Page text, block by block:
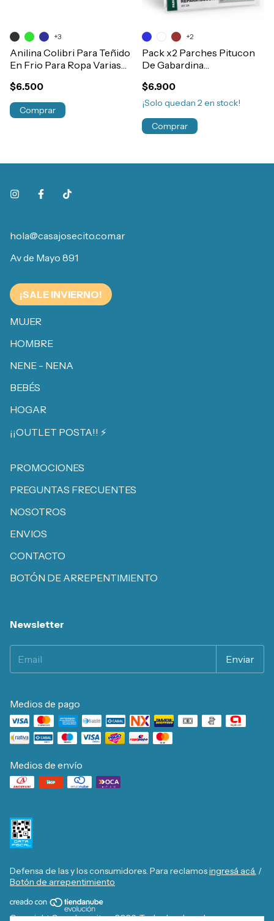
Anilina Colibri Para Teñido
En Frio Para Ropa Varias
$6.500
+3
Comprar
Pack x2 Parches Pitucon
De Gabardina
$6.900
¡Solo quedan 2en stock!
+2
Comprar
hola@casajosecito.com.ar
Av de Mayo 891
¡SALE INVIERNO!
MUJER
HOMBRE
NENE - NENA
BEBÉS
HOGAR
¡¡OUTLET POSTA!! ⚡️
PROMOCIONES
PREGUNTAS FRECUENTES
NOSOTROS
ENVIOS
CONTACTO
BOTÓN DE ARREPENTIMIENTO
Newsletter
Medios de pago
Medios de envío
Defensa de las y los consumidores. Para reclamosingresá acá. /
Botón de arrepentimiento
Copyright Casa Josecito - 2026. Todos los derechos